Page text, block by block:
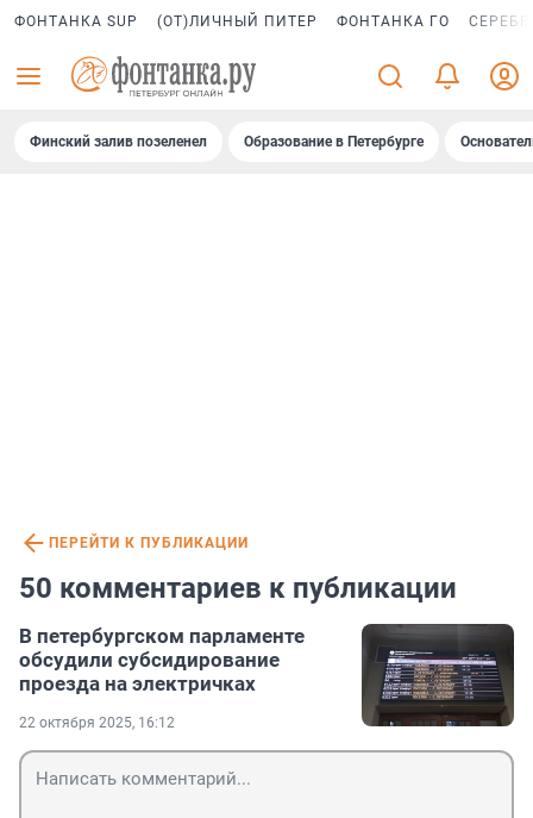
ФОНТАНКА SUP (ОТ)ЛИЧНЫЙ ПИТЕР ФОНТАНКА ГО
Финский залив позеленел Образование в Петербурге
ПЕРЕЙТИ К ПУБЛИКАЦИИ
50 комментариев к публикации
В петербургском парламенте
обсудили субсидирование
проезда на электричках
22 октября 2025, 16:12